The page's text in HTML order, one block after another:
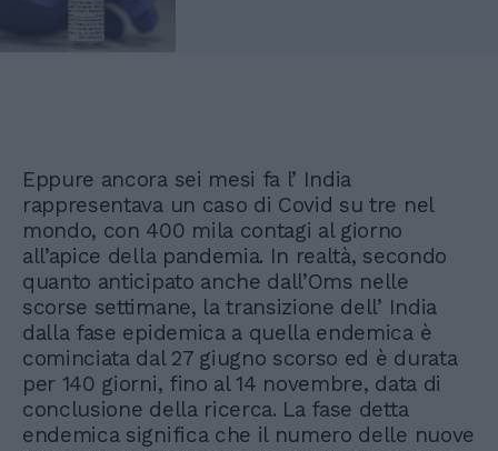
Eppure ancora sei mesi fa l’ India
rappresentava un caso di Covid su tre nel
mondo, con 400 mila contagi al giorno
all’apice della pandemia. In realtà, secondo
quanto anticipato anche dall’Oms nelle
scorse settimane, la transizione dell’ India
dalla fase epidemica a quella endemica è
cominciata dal 27 giugno scorso ed è durata
per 140 giorni, fino al 14 novembre, data di
conclusione della ricerca. La fase detta
endemica significa che il numero delle nuove